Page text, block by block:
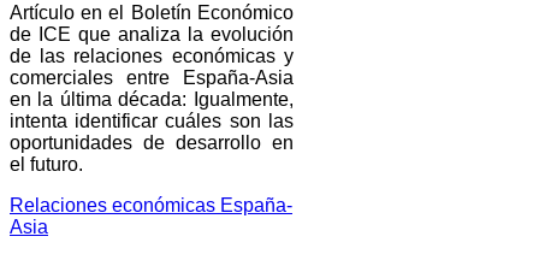
Artículo en el Boletín Económico
de ICE que analiza la evolución
de las relaciones económicas y
comerciales entre España-Asia
en la última década: Igualmente,
intenta identificar cuáles son las
oportunidades de desarrollo en
el futuro.
Relaciones económicas España-
Asia